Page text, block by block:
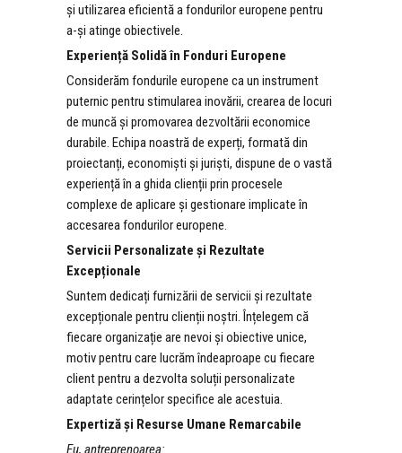
și utilizarea eficientă a fondurilor europene pentru
a-și atinge obiectivele.
Experiență Solidă în Fonduri Europene
Considerăm fondurile europene ca un instrument
puternic pentru stimularea inovării, crearea de locuri
de muncă și promovarea dezvoltării economice
durabile. Echipa noastră de experți, formată din
proiectanți, economiști și juriști, dispune de o vastă
experiență în a ghida clienții prin procesele
complexe de aplicare și gestionare implicate în
accesarea fondurilor europene.
Servicii Personalizate și Rezultate
Excepționale
Suntem dedicați furnizării de servicii și rezultate
excepționale pentru clienții noștri. Înțelegem că
fiecare organizație are nevoi și obiective unice,
motiv pentru care lucrăm îndeaproape cu fiecare
client pentru a dezvolta soluții personalizate
adaptate cerințelor specifice ale acestuia.
Expertiză și Resurse Umane Remarcabile
Eu, antreprenoarea: